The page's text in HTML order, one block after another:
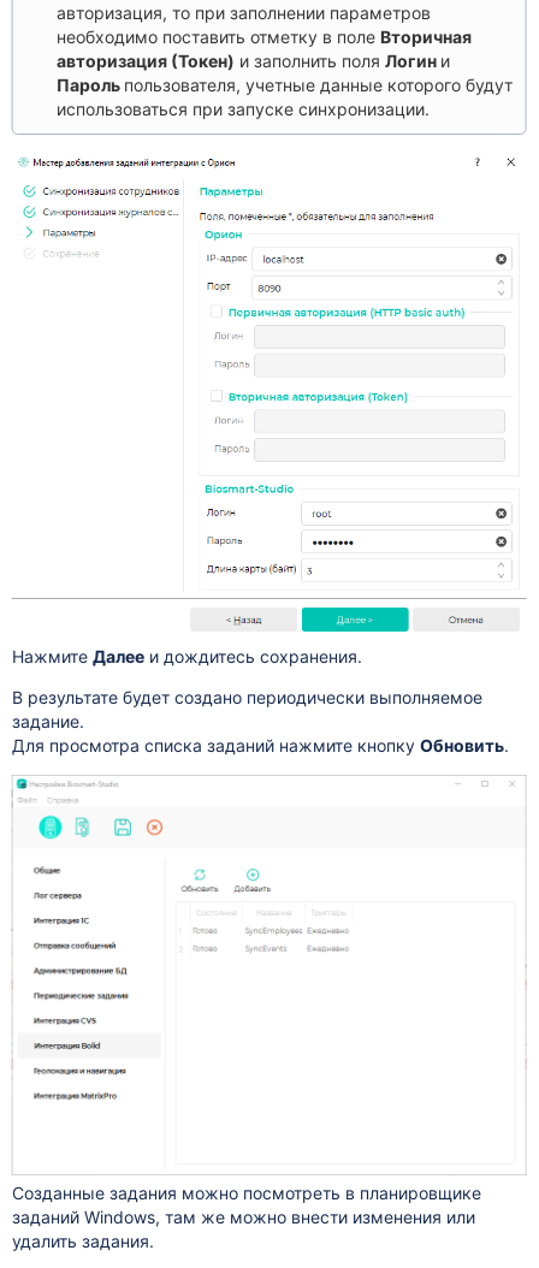
авторизация, то при заполнении параметров
необходимо поставить отметку в поле Вторичная
авторизация(Токен) и заполнить поля Логин и
Пароль пользователя, учетные данные которого будут
использоваться при запуске синхронизации.
Нажмите Далееи дождитесь сохранения.
В результате будет создано периодически выполняемое
задание.
Для просмотра списка заданий нажмите кнопку Обновить.
Созданные задания можно посмотреть в планировщике
заданий Windows, там же можно внести изменения или
удалить задания.